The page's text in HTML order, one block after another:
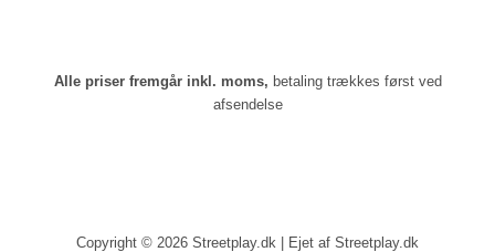
Alle priser fremgår inkl. moms, betaling trækkes først ved
afsendelse
Copyright © 2026 Streetplay.dk | Ejet af Streetplay.dk